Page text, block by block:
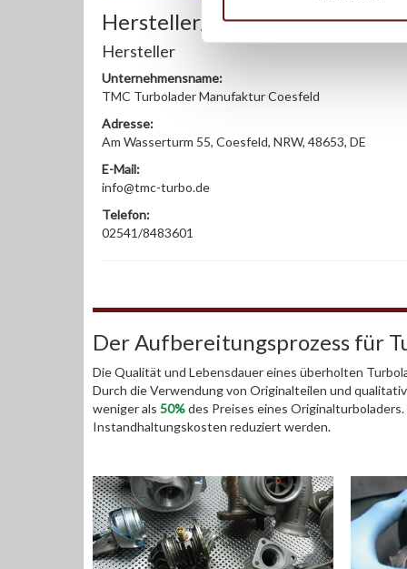
Hersteller/EU Verantwortliche
Hersteller
Unternehmensname:
TMC Turbolader Manufaktur Coesfeld
Adresse:
Am Wasserturm 55, Coesfeld, NRW, 48653, DE
E-Mail:
info@tmc-turbo.de
Telefon:
02541/8483601
Der Aufbereitungsprozess für
Die Qualität und Lebensdauer eines überholten
Durch die Verwendung von Originalteilen und
weniger als 50%des Preises eines
Instandhaltungskosten reduziert werden.